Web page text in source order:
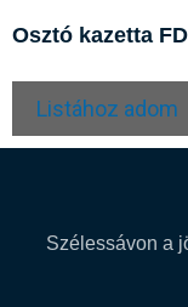
Osztó kazetta
Listához adom
Szélessávon a